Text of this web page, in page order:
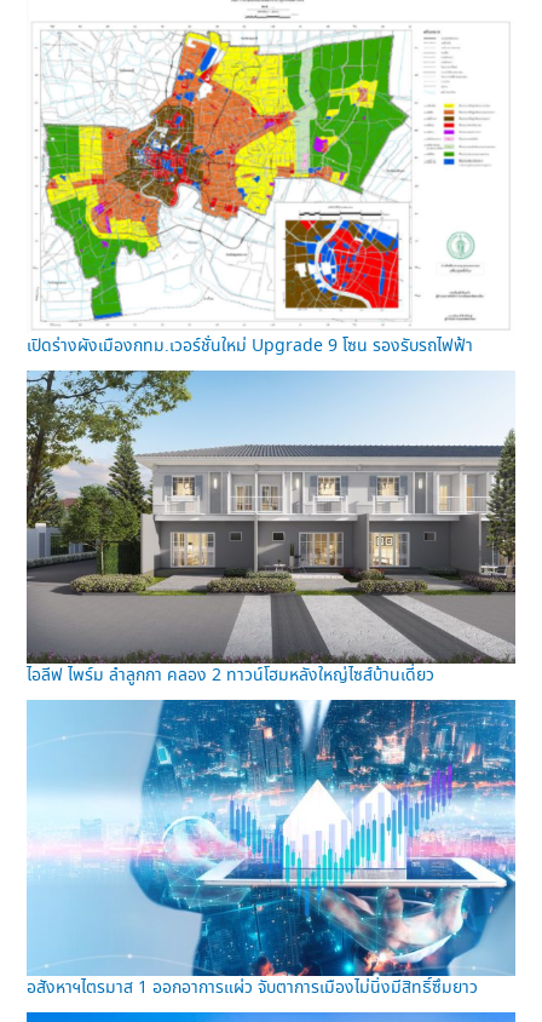
เปิดร่างผังเมืองกทม.เวอร์ชั่นใหม่ Upgrade 9 โซน รองรับรถไฟฟ้า
ไอลีฟ ไพร์ม ลำลูกกา คลอง 2 ทาวน์โฮมหลังใหญ่ไซส์บ้านเดี่ยว
อสังหาฯไตรมาส 1 ออกอาการแผ่ว จับตาการเมืองไม่นิ่งมีสิทธิ์ซึมยาว